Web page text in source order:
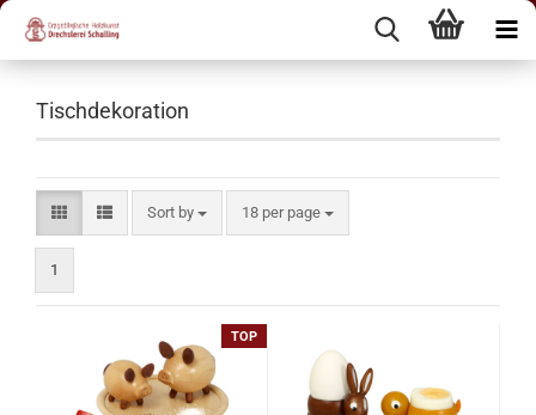
Tischdekoration
Sort by 18 per page
1
TOP